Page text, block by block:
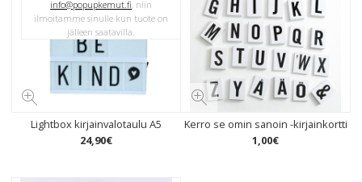
Lightbox kirjainvalotaulu A5
24,90€
info@popupkemut.fi, niin
ilmoitamme sinulle kun tuote on
jälleen saatavilla.
Kerro se omin sanoin -kirjainkortti
1,00€